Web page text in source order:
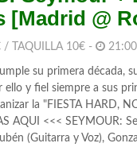
[Madrid @
/ TAQUILLA 10€ - 21:00
su primera década,
ello y fiel siempre a sus
la "FIESTA HARD,
AQUI <<< SEYMOUR:
(Guitarra y Voz),